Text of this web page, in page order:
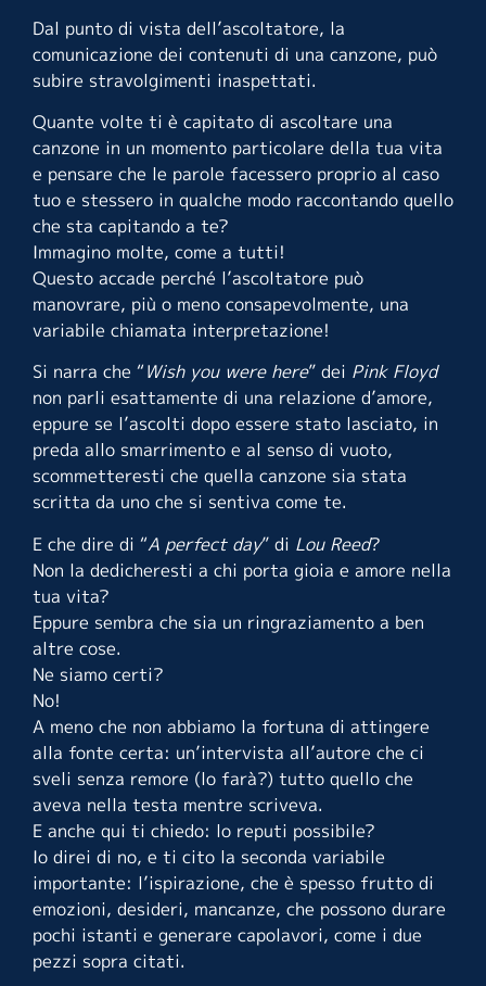
Dal punto di vista dell’ascoltatore, la
comunicazione dei contenuti di una canzone, può
subire stravolgimenti inaspettati.
Quante volte ti è capitato di ascoltare una
canzone in un momento particolare della tua vita
e pensare che le parole facessero proprio al caso
tuo e stessero in qualche modo raccontando quello
che sta capitando a te?
Immagino molte, come a tutti!
Questo accade perché l’ascoltatore può
manovrare, più o meno consapevolmente, una
variabile chiamata interpretazione!
Si narra che “Wish you were here” dei Pink Floyd
non parli esattamente di una relazione d’amore,
eppure se l’ascolti dopo essere stato lasciato, in
preda allo smarrimento e al senso di vuoto,
scommetteresti che quella canzone sia stata
scritta da uno che si sentiva come te.
E che dire di “A perfect day” di Lou Reed?
Non la dedicheresti a chi porta gioia e amore nella
tua vita?
Eppure sembra che sia un ringraziamento a ben
altre cose.
Ne siamo certi?
No!
A meno che non abbiamo la fortuna di attingere
alla fonte certa: un’intervista all’autore che ci
sveli senza remore (lo farà?) tutto quello che
aveva nella testa mentre scriveva.
E anche qui ti chiedo: lo reputi possibile?
Io direi di no, e ti cito la seconda variabile
importante: l’ispirazione, che è spesso frutto di
emozioni, desideri, mancanze, che possono durare
pochi istanti e generare capolavori, come i due
pezzi sopra citati.